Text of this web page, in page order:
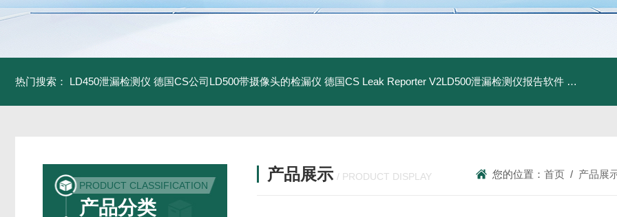
热门搜索： LD450泄漏检测仪 德国CS公司LD500带摄像头的检漏仪 德国CS Leak Reporter V2LD500泄漏检测仪报告软件 UltraCam
PRODUCT CLASSIFICATION
产品分类
产品展示 / PRODUCT DISPLAY 您的位置：首页 / 产品展